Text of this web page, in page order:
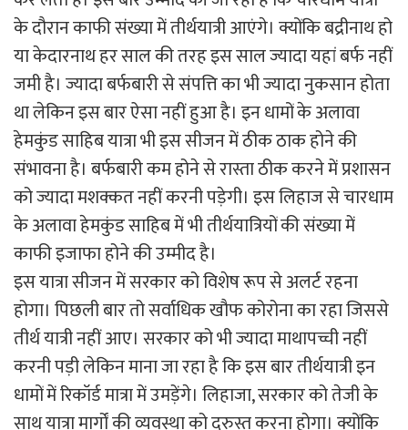
के दौरान काफी संख्या में तीर्थयात्री आएंगे। क्योंकि बद्रीनाथ हो
या केदारनाथ हर साल की तरह इस साल ज्यादा यहां बर्फ नहीं
जमी है। ज्यादा बर्फबारी से संपत्ति का भी ज्यादा नुकसान होता
था लेकिन इस बार ऐसा नहीं हुआ है। इन धामों के अलावा
हेमकुंड साहिब यात्रा भी इस सीजन में ठीक ठाक होने की
संभावना है। बर्फबारी कम होने से रास्ता ठीक करने में प्रशासन
को ज्यादा मशक्कत नहीं करनी पड़ेगी। इस लिहाज से चारधाम
के अलावा हेमकुंड साहिब में भी तीर्थयात्रियों की संख्या में
काफी इजाफा होने की उम्मीद है।
इस यात्रा सीजन में सरकार को विशेष रूप से अलर्ट रहना
होगा। पिछली बार तो सर्वाधिक खौफ कोरोना का रहा जिससे
तीर्थ यात्री नहीं आए। सरकार को भी ज्यादा माथापच्ची नहीं
करनी पड़ी लेकिन माना जा रहा है कि इस बार तीर्थयात्री इन
धामों में रिकॉर्ड मात्रा में उमड़ेंगे। लिहाजा, सरकार को तेजी के
साथ यात्रा मार्गों की व्यवस्था को दुरुस्त करना होगा। क्योंकि